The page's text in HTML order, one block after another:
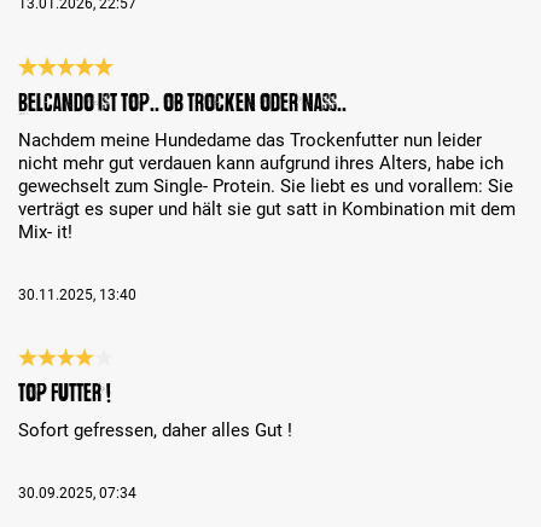
13.01.2026, 22:57
Bewertung mit 5 von 5 Sternen
Belcando ist top.. ob trocken oder nass..
Nachdem meine Hundedame das Trockenfutter nun leider
nicht mehr gut verdauen kann aufgrund ihres Alters, habe ich
gewechselt zum Single- Protein. Sie liebt es und vorallem: Sie
verträgt es super und hält sie gut satt in Kombination mit dem
Mix- it!
30.11.2025, 13:40
Bewertung mit 4 von 5 Sternen
Top Futter !
Sofort gefressen, daher alles Gut !
30.09.2025, 07:34